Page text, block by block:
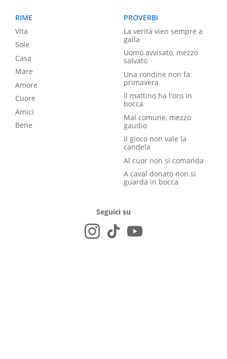
RIME
Vita
Sole
Casa
Mare
Amore
Cuore
Amici
Bene
PROVERBI
La verità vien sempre a
galla
Uomo avvisato, mezzo
salvato
Una rondine non fa
primavera
Il mattino ha l'oro in
bocca
Mal comune, mezzo
gaudio
Il gioco non vale la
candela
Al cuor non si comanda
A caval donato non si
guarda in bocca
Seguici su